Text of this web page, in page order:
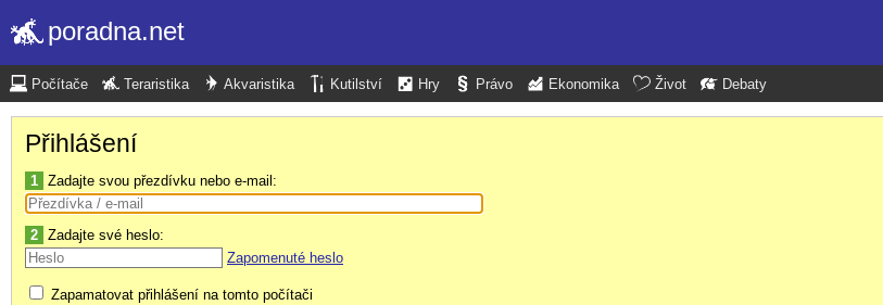
poradna.net
Počítače Teraristika Akvaristika Kutilství Hry Právo Ekonomika Život Debaty
Přihlášení
1 Zadajte svou přezdívku nebo e-mail:
2 Zadajte své heslo:
Zapomenuté heslo
Zapamatovat přihlášení na tomto počítači